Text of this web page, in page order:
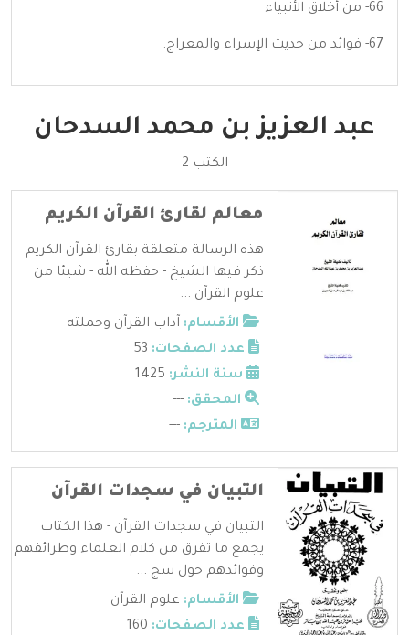
66- من أخلاق الأنبياء
67- فوائد من حديث الإسراء والمعراج.
عبد العزيز بن محمد السدحان
الكتب 2
معالم لقارئ القرآن الكريم
هذه الرسالة متعلقة بقارئ القرآن الكريم
ذكر فيها الشيخ - حفظه الله - شيئا من
علوم القرآن ...
الأقسام: آداب القرآن وحملته
عدد الصفحات:
سنة النشر:
المحقق: ---
المترجم: ---
التبيان في سجدات القرآن
التبيان في سجدات القرآن - هذا الكتاب
يجمع ما تفرق من كلام العلماء وطرائفهم
وفوائدهم حول سج ...
الأقسام: علوم القرآن
عدد الصفحات: